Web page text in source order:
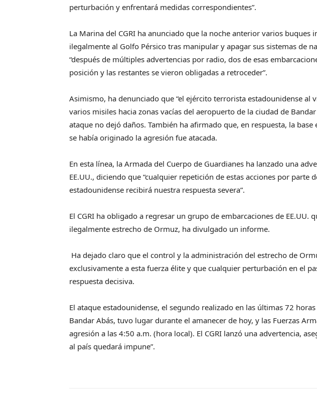
perturbación y enfrentará medidas correspondientesˮ.
La Marina del CGRI ha anunciado que la noche anterior varios buques
ilegalmente al Golfo Pérsico tras manipular y apagar sus sistemas de
“después de múltiples advertencias por radio, dos de esas
posición y las restantes se vieron obligadas a retrocederˮ.
Asimismo, ha denunciado que “el ejército terrorista estadounidense al
varios misiles hacia zonas vacías del aeropuerto de la ciudad de
ataque no dejó daños. También ha afirmado que, en respuesta, la
se había originado la agresión fue atacada.
En esta línea, la Armada del Cuerpo de Guardianes ha lanzado una
EE.UU., diciendo que “cualquier repetición de estas acciones por parte
estadounidense recibirá nuestra respuesta severaˮ.
El CGRI ha obligado a regresar un grupo de embarcaciones de EE.UU.
ilegalmente estrecho de Ormuz, ha divulgado un informe.
Ha dejado claro que el control y la administración del estrecho de
exclusivamente a esta fuerza élite y que cualquier perturbación en el
respuesta decisiva.
El ataque estadounidense, el segundo realizado en las últimas 72
Bandar Abás, tuvo lugar durante el amanecer de hoy, y las Fuerzas
agresión a las 4:50 a.m. (hora local). El CGRI lanzó una advertencia,
al país quedará impuneˮ.